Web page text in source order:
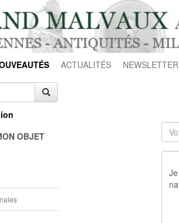
ACTUALITÉS NEWSLETTER
OBJET